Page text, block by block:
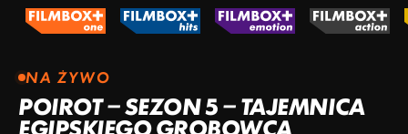
NA ŻYWO
POIROT – SEZON 5 – TAJEMNICA
EGIPSKIEGO GROBOWCA